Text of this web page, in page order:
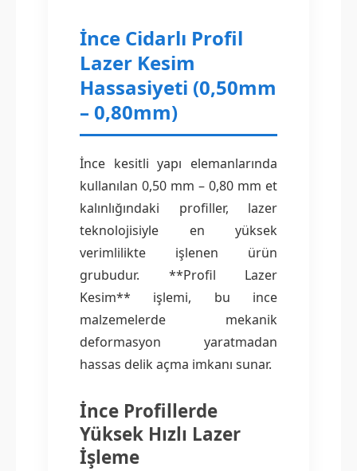
İnce Cidarlı Profil
Lazer Kesim
Hassasiyeti (0,50mm
– 0,80mm)
İnce kesitli yapı elemanlarında
kullanılan 0,50 mm – 0,80 mm et
kalınlığındaki profiller, lazer
teknolojisiyle en yüksek
verimlilikte işlenen ürün
grubudur. **Profil Lazer
Kesim** işlemi, bu ince
malzemelerde mekanik
deformasyon yaratmadan
hassas delik açma imkanı sunar.
İnce Profillerde
Yüksek Hızlı Lazer
İşleme